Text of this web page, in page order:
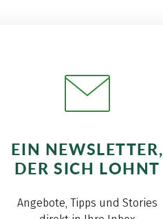
EIN NEWSLETTER,
DER SICH LOHNT
Angebote, Tipps und Stories